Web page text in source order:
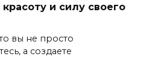
и силу своего
вы не просто
а создаете